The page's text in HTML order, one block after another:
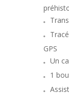
GPS
Un
1